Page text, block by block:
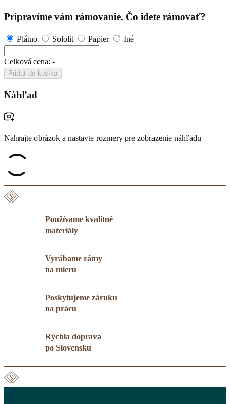
Pripravíme vám rámovanie. Čo idete rámovať?
Plátno Sololit Papier Iné
Celková cena: -
Pridať do košíka
Náhľad
Nahrajte obrázok a nastavte rozmery pre zobrazenie náhľadu
Používame kvalitné
materiály
Vyrábame rámy
na mieru
Poskytujeme záruku
na prácu
Rýchla doprava
po Slovensku